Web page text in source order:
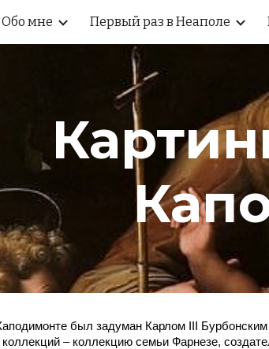
Skip to main content
Обо мне Первый раз в Неаполе
был задуман Карлом III
– коллекцию семьи Фарнезе,